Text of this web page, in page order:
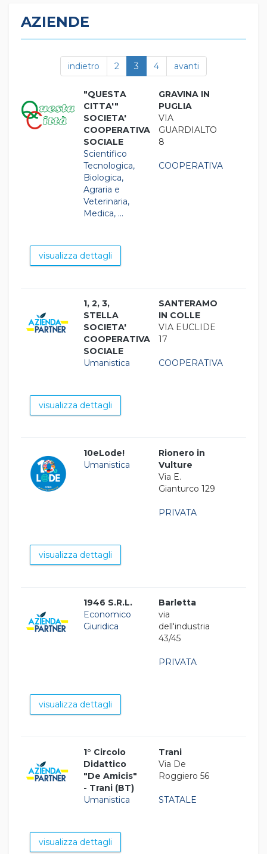
AZIENDE
indietro 2 3 4 avanti
"QUESTA
CITTA'"
SOCIETA'
COOPERATIVA
SOCIALE
Scientifico
Tecnologica,
Biologica,
Agraria e
Veterinaria,
Medica, ...
GRAVINA IN
PUGLIA
VIA
GUARDIALTO
8
COOPERATIVA
visualizza dettagli
1, 2, 3,
STELLA
SOCIETA'
COOPERATIVA
SOCIALE
Umanistica
SANTERAMO
IN COLLE
VIA EUCLIDE
17
COOPERATIVA
visualizza dettagli
10eLode!
Umanistica
Rionero in
Vulture
Via E.
Gianturco 129
PRIVATA
visualizza dettagli
1946 S.R.L.
Economico
Giuridica
Barletta
via
dell'industria
43/45
PRIVATA
visualizza dettagli
1° Circolo
Didattico
"De Amicis"
- Trani (BT)
Umanistica
Trani
Via De
Roggiero 56
STATALE
visualizza dettagli